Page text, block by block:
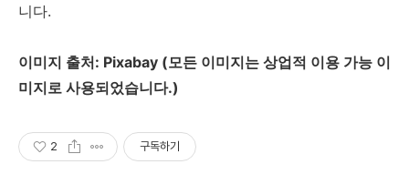
니다.
이미지 출처: Pixabay (모든 이미지는 상업적 이용 가능 이
미지로 사용되었습니다.)
2 구독하기